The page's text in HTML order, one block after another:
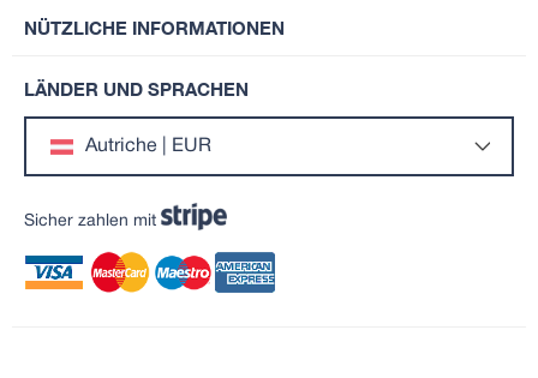
NÜTZLICHE INFORMATIONEN
LÄNDER UND SPRACHEN
Autriche | EUR
Sicher zahlen mit